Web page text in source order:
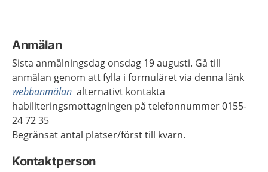
Anmälan
Sista anmälningsdag onsdag 19 augusti. Gå till
anmälan genom att fylla i formuläret via denna länk
webbanmälan alternativt kontakta
habiliteringsmottagningen på telefonnummer 0155-
24 72 35
Begränsat antal platser/först till kvarn.
Kontaktperson